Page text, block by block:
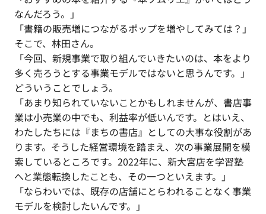
なんだろう。」
「書籍の販売増につながるポップを増やしてみては？」
そこで、林田さん。
「今回、新規事業で取り組んでいきたいのは、本をより
多く売ろうとする事業モデルではないと思うんです。」
どういうことでしょう。
「あまり知られていないことかもしれませんが、書店事
業は小売業の中でも、利益率が低いんです。とはいえ、
わたしたちには『まちの書店』としての大事な役割があ
ります。そうした経営環境を踏まえ、次の事業展開を模
索しているところです。2022年に、新大宮店を学習塾
へと業態転換したことも、その一つといえます。」
「ならわいでは、既存の店舗にとらわれることなく事業
モデルを検討したいんです。」